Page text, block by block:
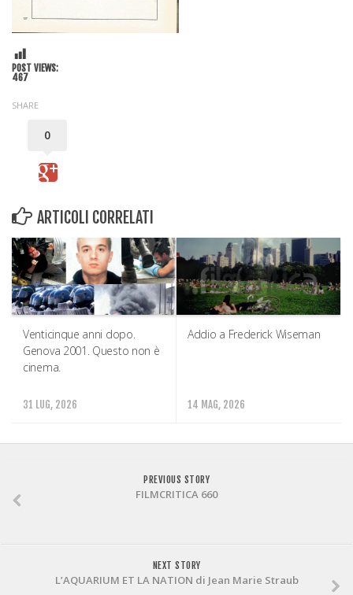
POST VIEWS:
467
SHARE
0
ARTICOLI CORRELATI
Venticinque anni dopo.
Genova 2001. Questo non è
cinema.
31 LUG, 2026
Addio a Frederick Wiseman
14 MAG, 2026
PREVIOUS STORY
FILMCRITICA 660
NEXT STORY
L’AQUARIUM ET LA NATION di Jean Marie Straub